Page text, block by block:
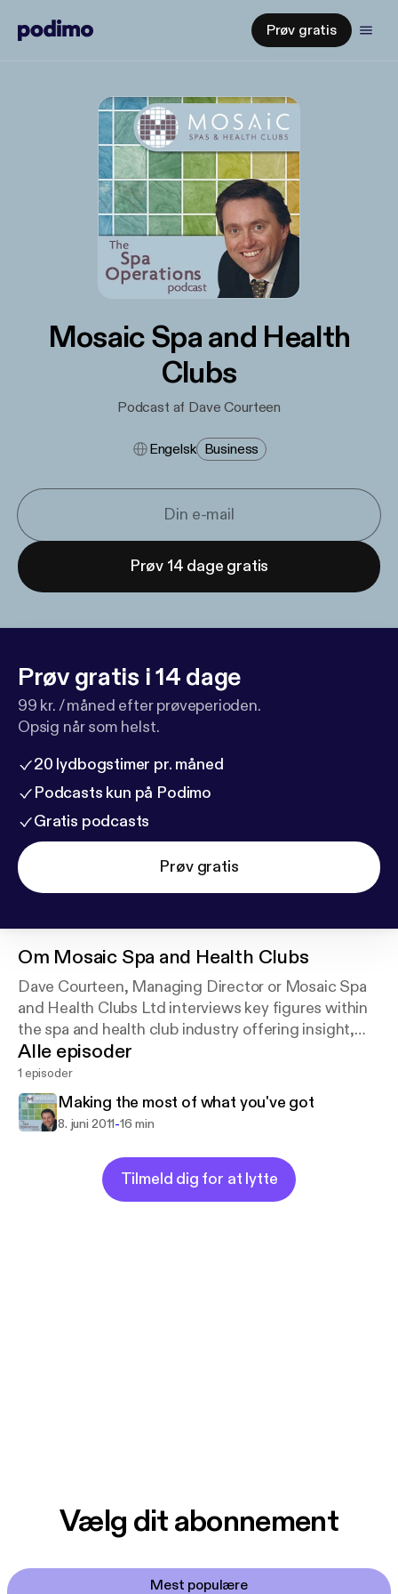
Prøv gratis
Mosaic Spa and Health
Clubs
Podcast af Dave Courteen
Engelsk Business
Prøv 14 dage gratis
Prøv gratis i 14 dage
99 kr. / måned efter prøveperioden.
Opsig når som helst.
20 lydbogstimer pr. måned
Podcasts kun på Podimo
Gratis podcasts
Prøv gratis
Om Mosaic Spa and Health Clubs
Dave Courteen, Managing Director or Mosaic Spa
and Health Clubs Ltd interviews key figures within
the spa and health club industry offering insight,
training and operating procedures to Mosaic staff
and other interested parties.
Alle episoder
1 episoder
Making the most of what you've got
8. juni 2011-16 min
Tilmeld dig for at lytte
Vælg dit abonnement
Mest populære